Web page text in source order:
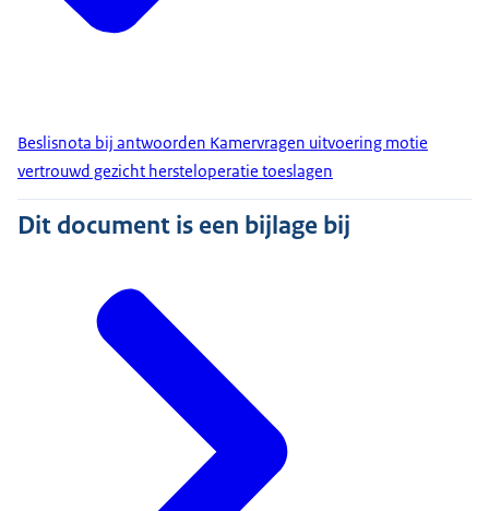
Beslisnota bij antwoorden Kamervragen uitvoering motie
vertrouwd gezicht hersteloperatie toeslagen
Dit document is een bijlage bij